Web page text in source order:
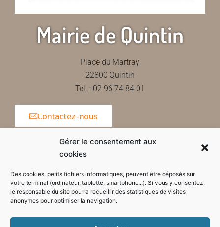
Gérer le consentement aux
cookies
Des cookies, petits fichiers informatiques, peuvent être déposés sur
votre terminal (ordinateur, tablette, smartphone...). Si vous y consentez,
le responsable du site pourra recueillir des statistiques de visites
anonymes pour optimiser la navigation.
Mairie de Quintin
Place du Martray
22800 Quintin
Tél. : 02 96 74 84 01
Contactez-nous
Horaires d'ouverture de la mairie